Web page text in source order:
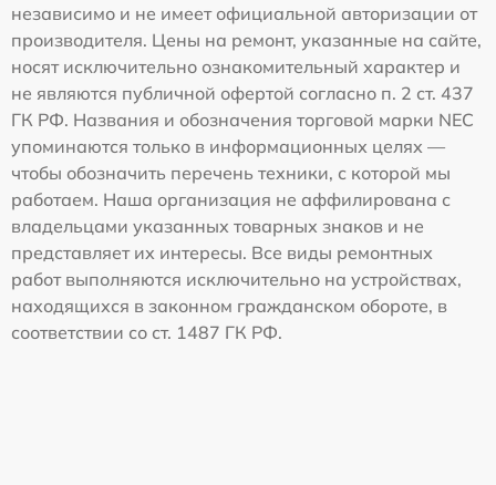
независимо и не имеет официальной авторизации от
производителя. Цены на ремонт, указанные на сайте,
носят исключительно ознакомительный характер и
не являются публичной офертой согласно п. 2 ст. 437
ГК РФ. Названия и обозначения торговой марки NEC
упоминаются только в информационных целях —
чтобы обозначить перечень техники, с которой мы
работаем. Наша организация не аффилирована с
владельцами указанных товарных знаков и не
представляет их интересы. Все виды ремонтных
работ выполняются исключительно на устройствах,
находящихся в законном гражданском обороте, в
соответствии со ст. 1487 ГК РФ.